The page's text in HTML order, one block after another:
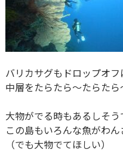
バリカサグもドロップオ
中層をたらたら～たらた
大物がでる時もあるしそう
この島もいろんな魚がわ
（でも大物でてほしい）